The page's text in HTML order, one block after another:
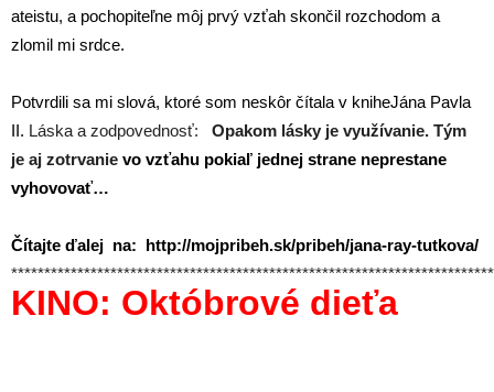
ateistu, a pochopiteľne môj prvý vzťah skončil rozchodom a
zlomil mi srdce.
Potvrdili sa mi slová, ktoré som neskôr čítala v kniheJána Pavla
II. Láska a zodpovednosť: Opakom lásky je využívanie. Tým
je aj zotrvanie vo vzťahu pokiaľ jednej strane neprestane
vyhovovať…
Čítajte ďalej na: http://mojpribeh.sk/pribeh/jana-ray-tutkova/
KINO: Októbrové dieťa